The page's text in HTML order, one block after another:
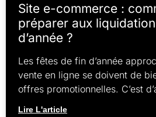
Site e-commerce :
préparer aux
d’année ?
Les fêtes de fin d’année
vente en ligne se doivent de
offres promotionnelles. C’est
Lire L'article